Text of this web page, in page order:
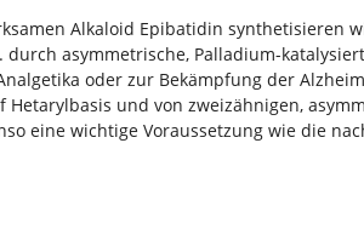
Alkaloid Epibatidin
durch asymmetrische, Palladium-
oder zur Bekämpfung der
und von zweizähnigen,
eine wichtige Voraussetzung wie die